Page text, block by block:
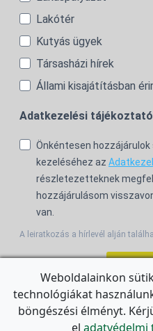
Lakótér
Kutyás ügyek
Társasházi hírek
Állami kisajátításban
Adatkezelési tájékoztató
Önkéntesen
kezeléséhez az
részletezetteknek
hozzájárulásom
van.
A leiratkozás a hírlevél alján
For the English
Weboldalainkon
technológiákat
böngészési élményt.
el adatvédelmi